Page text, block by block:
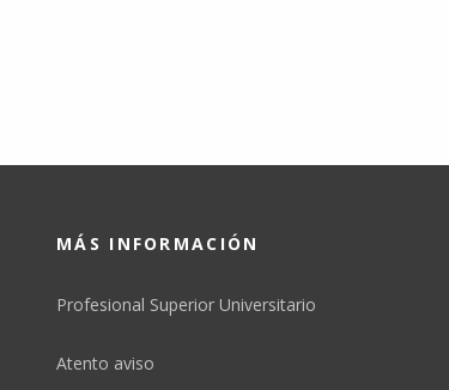
MÁS INFORMACIÓN
Profesional Superior Universitario
Atento aviso